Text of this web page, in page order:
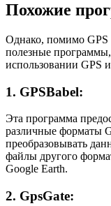
Похожие
Однако, помимо GPS
полезные
использовании GPS
1. GPSBabel:
Эта программа
различные форматы
преобразовывать
файлы другого
Google Earth.
2. GpsGate: